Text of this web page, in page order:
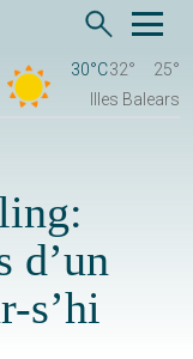
30°C32°
25°
Illes Balears
d’un
s’hi